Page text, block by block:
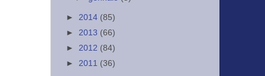
► 2014 (85)
► 2013 (66)
► 2012 (84)
► 2011 (36)